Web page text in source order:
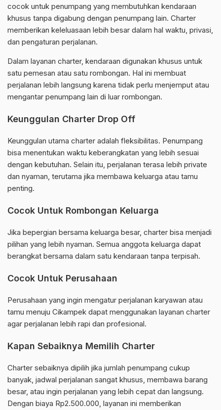
cocok untuk penumpang yang membutuhkan kendaraan
khusus tanpa digabung dengan penumpang lain. Charter
memberikan keleluasaan lebih besar dalam hal waktu, privasi,
dan pengaturan perjalanan.
Dalam layanan charter, kendaraan digunakan khusus untuk
satu pemesan atau satu rombongan. Hal ini membuat
perjalanan lebih langsung karena tidak perlu menjemput atau
mengantar penumpang lain di luar rombongan.
Keunggulan Charter Drop Off
Keunggulan utama charter adalah fleksibilitas. Penumpang
bisa menentukan waktu keberangkatan yang lebih sesuai
dengan kebutuhan. Selain itu, perjalanan terasa lebih private
dan nyaman, terutama jika membawa keluarga atau tamu
penting.
Cocok Untuk Rombongan Keluarga
Jika bepergian bersama keluarga besar, charter bisa menjadi
pilihan yang lebih nyaman. Semua anggota keluarga dapat
berangkat bersama dalam satu kendaraan tanpa terpisah.
Cocok Untuk Perusahaan
Perusahaan yang ingin mengatur perjalanan karyawan atau
tamu menuju Cikampek dapat menggunakan layanan charter
agar perjalanan lebih rapi dan profesional.
Kapan Sebaiknya Memilih Charter
Charter sebaiknya dipilih jika jumlah penumpang cukup
banyak, jadwal perjalanan sangat khusus, membawa barang
besar, atau ingin perjalanan yang lebih cepat dan langsung.
Dengan biaya Rp2.500.000, layanan ini memberikan